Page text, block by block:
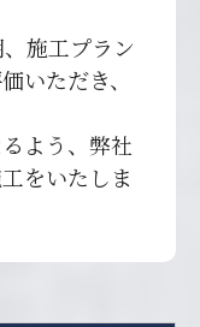
施工プラン
いただき、
よう、弊社
をいたしま